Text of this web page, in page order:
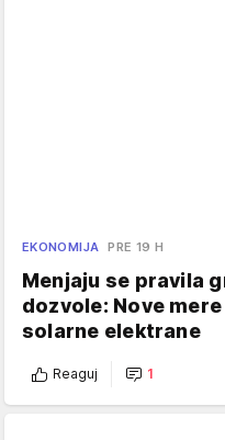
EKONOMIJA PRE 19 H
Menjaju se pravila
dozvole: Nove
solarne elektrane
Reaguj 1